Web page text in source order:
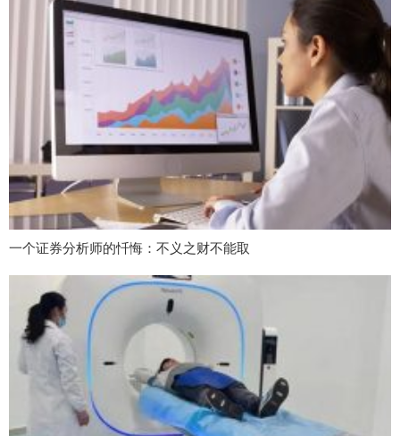
一个证券分析师的忏悔：不义之财不能取